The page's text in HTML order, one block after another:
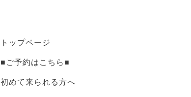
トップページ
■ご予約はこちら■
初めて来られる方へ